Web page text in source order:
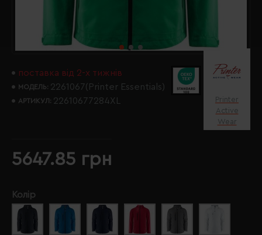
поставка від 2-х тижнів
МОДЕЛЬ: 2261067(Printer Essentials)
АРТИКУЛ: 22610677284XL
Printer
Active
Wear
5647.85 грн
Колір